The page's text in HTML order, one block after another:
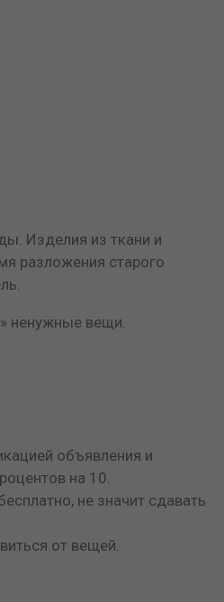
Изделия из ткани и
разложения старого
ненужные вещи.
объявления и
на 10.
не значит сдавать
от вещей.